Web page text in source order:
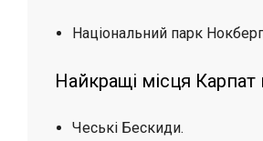
Національний парк
Найкращі місця Карпат
Чеські Бескиди.